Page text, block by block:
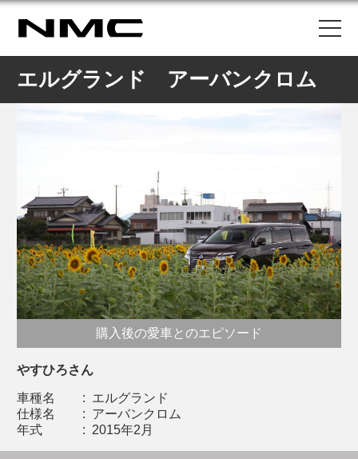
エルグランド アーバンクロム
購入後の愛車とのエピソード
やすひろさん
車種名 : エルグランド
仕様名
: アーバンクロム
年式
: 2015年2月